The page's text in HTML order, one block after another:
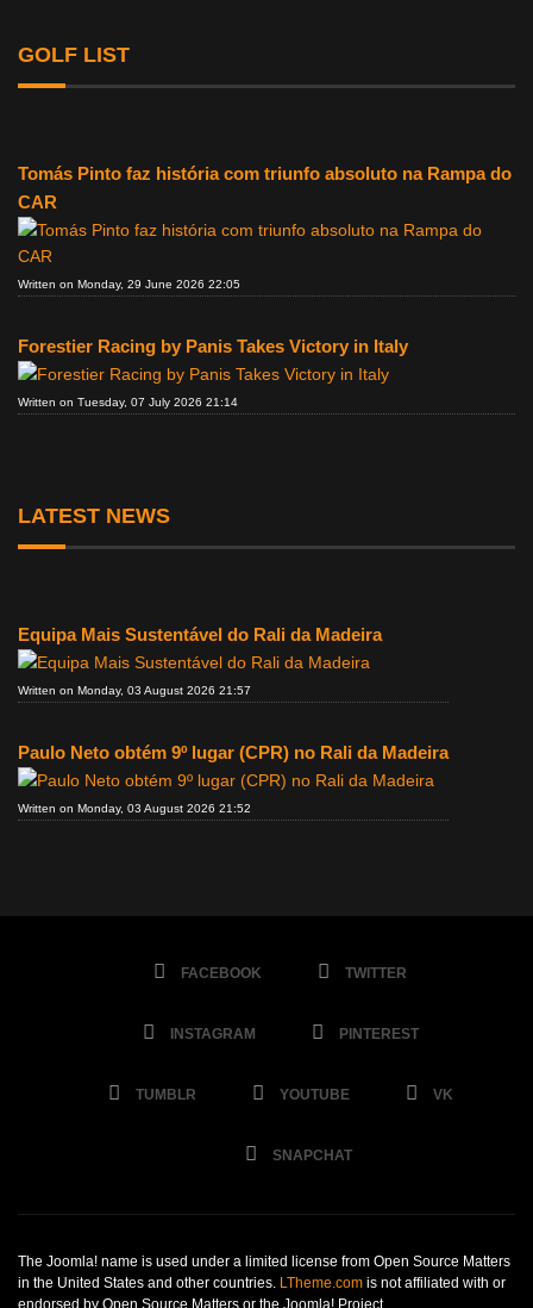
GOLF LIST
Tomás Pinto faz história com triunfo absoluto na Rampa do
CAR
Written on Monday, 29 June 2026 22:05
Forestier Racing by Panis Takes Victory in Italy
Written on Tuesday, 07 July 2026 21:14
LATEST NEWS
Equipa Mais Sustentável do Rali da Madeira
Written on Monday, 03 August 2026 21:57
Paulo Neto obtém 9º lugar (CPR) no Rali da Madeira
Written on Monday, 03 August 2026 21:52
FACEBOOK TWITTER
INSTAGRAM PINTEREST
TUMBLR YOUTUBE VK
SNAPCHAT
The Joomla! name is used under a limited license from Open Source Matters
in the United States and other countries. LTheme.com is not affiliated with or
endorsed by Open Source Matters or the Joomla! Project.